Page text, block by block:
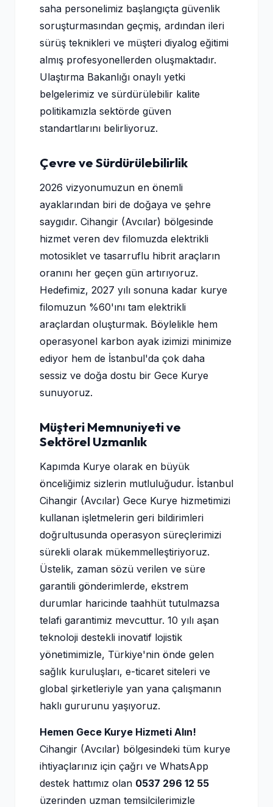
saha personelimiz başlangıçta güvenlik
soruşturmasından geçmiş, ardından ileri
sürüş teknikleri ve müşteri diyalog eğitimi
almış profesyonellerden oluşmaktadır.
Ulaştırma Bakanlığı onaylı yetki
belgelerimiz ve sürdürülebilir kalite
politikamızla sektörde güven
standartlarını belirliyoruz.
Çevre ve Sürdürülebilirlik
2026 vizyonumuzun en önemli
ayaklarından biri de doğaya ve şehre
saygıdır. Cihangir (Avcılar) bölgesinde
hizmet veren dev filomuzda elektrikli
motosiklet ve tasarruflu hibrit araçların
oranını her geçen gün artırıyoruz.
Hedefimiz, 2027 yılı sonuna kadar kurye
filomuzun %60'ını tam elektrikli
araçlardan oluşturmak. Böylelikle hem
operasyonel karbon ayak izimizi minimize
ediyor hem de İstanbul'da çok daha
sessiz ve doğa dostu bir Gece Kurye
sunuyoruz.
Müşteri Memnuniyeti ve
Sektörel Uzmanlık
Kapımda Kurye olarak en büyük
önceliğimiz sizlerin mutluluğudur. İstanbul
Cihangir (Avcılar) Gece Kurye hizmetimizi
kullanan işletmelerin geri bildirimleri
doğrultusunda operasyon süreçlerimizi
sürekli olarak mükemmelleştiriyoruz.
Üstelik, zaman sözü verilen ve süre
garantili gönderimlerde, ekstrem
durumlar haricinde taahhüt tutulmazsa
telafi garantimiz mevcuttur. 10 yılı aşan
teknoloji destekli inovatif lojistik
yönetimimizle, Türkiye'nin önde gelen
sağlık kuruluşları, e-ticaret siteleri ve
global şirketleriyle yan yana çalışmanın
haklı gururunu yaşıyoruz.
Hemen Gece Kurye Hizmeti Alın!
Cihangir (Avcılar) bölgesindeki tüm kurye
ihtiyaçlarınız için çağrı ve WhatsApp
destek hattımız olan 0537 296 12 55
üzerinden uzman temsilcilerimizle